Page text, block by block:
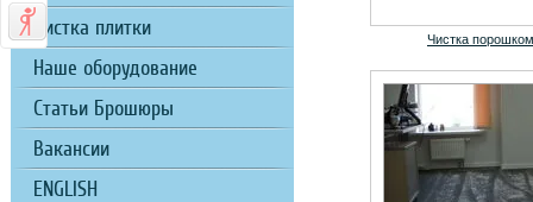
Чистка плитки
Наше оборудование
Статьи Брошюры
Вакансии
ENGLISH
Чистка